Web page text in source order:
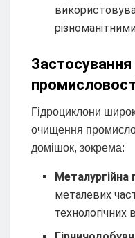
Застосування
Гідроциклони
очищення
домішок, зокрема:
Металургійна
металевих
технологічних